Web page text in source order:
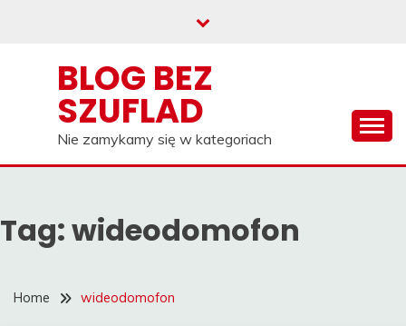
BLOG BEZ
SZUFLAD
Nie zamykamy się w kategoriach
Tag:wideodomofon
Home wideodomofon